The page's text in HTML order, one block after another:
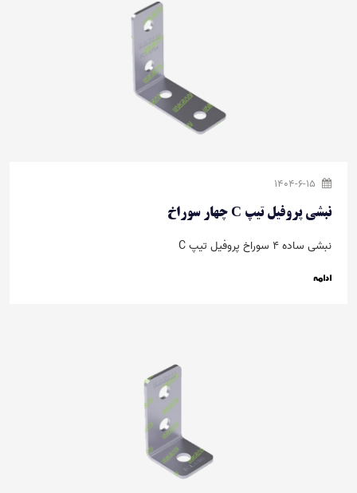
نبشی پروفیل تیپ C چهار سوراخ
نبشی ساده 4 سوراخ پروفیل تیپ C
ادامه